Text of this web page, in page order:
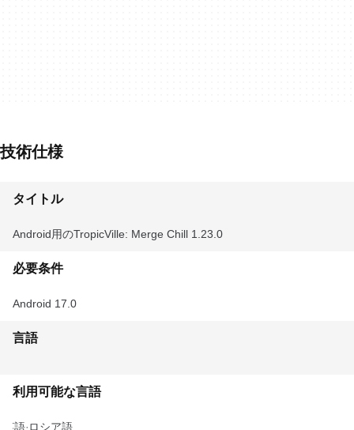
技術仕様
タイトル
Android用のTropicVille: Merge Chill 1.23.0
必要条件
Android 17.0
言語
利用可能な言語
英語 ロシア語